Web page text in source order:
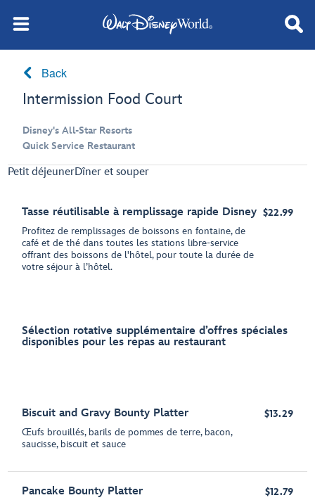
Back
Intermission Food Court
Disney's All-Star Resorts
Quick Service Restaurant
Petit déjeunerDîner et souper
Tasse réutilisable à remplissage rapide Disney
Profitez de remplissages de boissons en fontaine, de
café et de thé dans toutes les stations libre-service
offrant des boissons de l'hôtel, pour toute la durée de
votre séjour à l’hôtel.
$22.99
Sélection rotative supplémentaire d’offres spéciales
disponibles pour les repas au restaurant
Biscuit and Gravy Bounty Platter
Œufs brouillés, barils de pommes de terre, bacon,
saucisse, biscuit et sauce
$13.29
Pancake Bounty Platter $12.79